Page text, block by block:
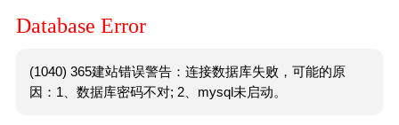
Database Error
(1040) 365建站错误警告：连接数据库失败，可能的原
因：1、数据库密码不对; 2、mysql未启动。